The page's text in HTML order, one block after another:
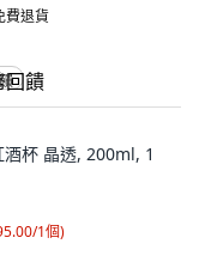
費退貨
杯 晶透, 200ml, 1
1個)